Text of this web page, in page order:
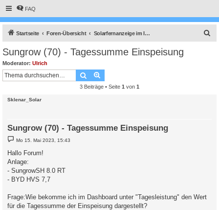
FAQ
Startseite Foren-Übersicht Solarfernanzeige im Internet mit vServer (virtuellem Server gemietet.)
Sungrow (70) - Tagessumme Einspeisung
Moderator: Ulrich
Suche
3 Beiträge • Seite 1 von 1
Sklenar_Solar
Sungrow (70) - Tagessumme Einspeisung
B
e
i
t
r
a
g
Mo 15. Mai 2023, 15:43
Hallo Forum!
Anlage:
- SungrowSH 8.0 RT
- BYD HVS 7,7
Frage:Wie bekomme ich im Dashboard unter "Tagesleistung" den Wert
für die Tagessumme der Einspeisung dargestellt?